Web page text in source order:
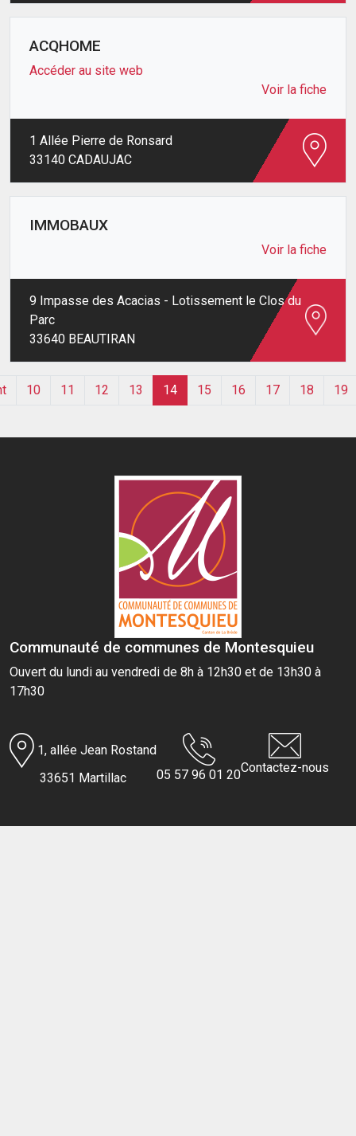
ACQHOME
Accéder au site web
Voir la fiche
1 Allée Pierre de Ronsard
33140 CADAUJAC
IMMOBAUX
Voir la fiche
9 Impasse des Acacias - Lotissement le Clos du
Parc
33640 BEAUTIRAN
10 11 12 13 14 15 16 17 18 19
Communauté de communes de Montesquieu
Ouvert du lundi au vendredi de 8h à 12h30 et de 13h30 à
17h30
1, allée Jean Rostand
33651 Martillac
05 57 96 01 20Contactez-nous